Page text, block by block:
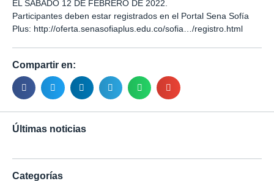
EL SÁBADO 12 DE FEBRERO DE 2022.
Participantes deben estar registrados en el Portal Sena Sofía
Plus: http://oferta.senasofiaplus.edu.co/sofia…/registro.html
Compartir en:
Últimas noticias
Categorías